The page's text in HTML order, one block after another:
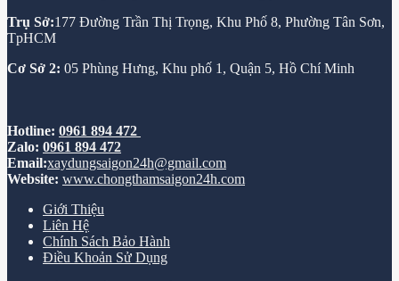
Trụ Sở:177 Đường Trần Thị Trọng, Khu Phố 8, Phường Tân Sơn,
TpHCM
Cơ Sở 2: 05 Phùng Hưng, Khu phố 1, Quận 5, Hồ Chí Minh
Hotline: 0961 894 472
Zalo: 0961 894 472
Email:xaydungsaigon24h@gmail.com
Website: www.chongthamsaigon24h.com
Giới Thiệu
Liên Hệ
Chính Sách Bảo Hành
Điều Khoản Sử Dụng